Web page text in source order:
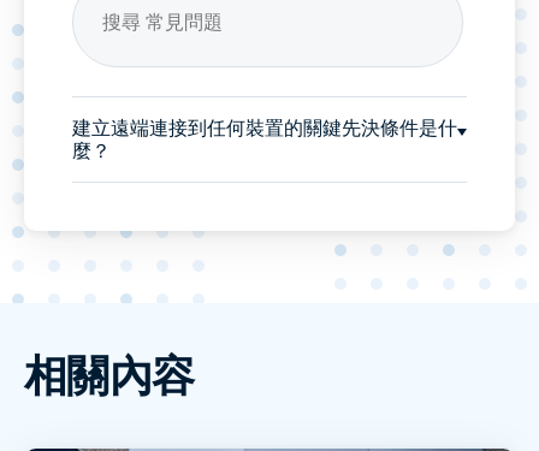
建立遠端連接到任何裝置的關鍵先決條件是什
麼？
相關內容